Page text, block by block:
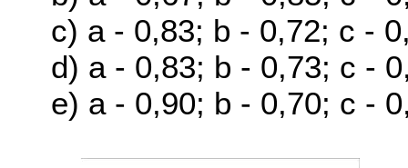
c) a - 0,83; b - 0,72; c -
d) a - 0,83; b - 0,73; c -
e) a - 0,90; b - 0,70; c -